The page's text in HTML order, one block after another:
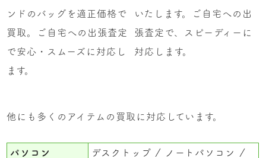
ンドのバッグを適正価格で
買取。ご自宅への出張査定
で安心・スムーズに対応し
ます。
いたします。ご自宅への出
張査定で、スピーディーに
対応します。
他にも多くのアイテムの買取に対応しています。
パソコン デスクトップ
ノートパソコン